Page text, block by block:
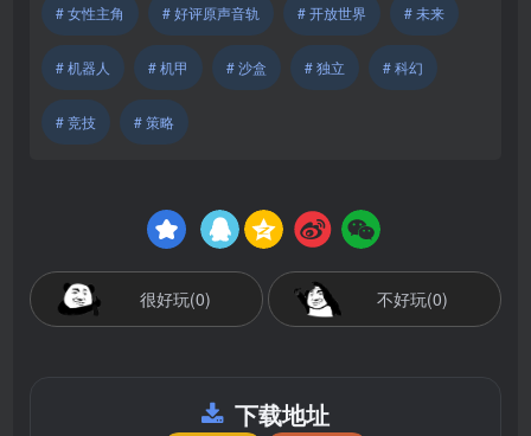
# 女性主角 # 好评原声音轨 # 开放世界 # 未来
# 机器人 # 机甲 # 沙盒 # 独立 # 科幻
# 竞技 # 策略
很好玩(0) 不好玩(0)
下载地址